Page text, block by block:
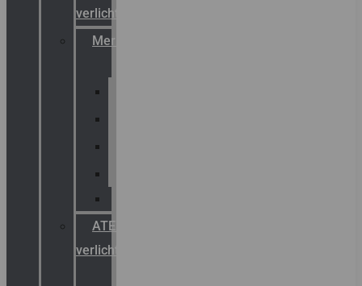
verlichting
Merken
ATEX
verlichting